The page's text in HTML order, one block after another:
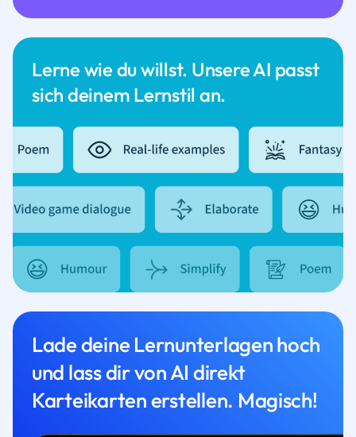
Lerne wie du willst. Unsere AI passt
sich deinem Lernstil an.
Lade deine Lernunterlagen hoch
und lass dir von AI direkt
Karteikarten erstellen. Magisch!